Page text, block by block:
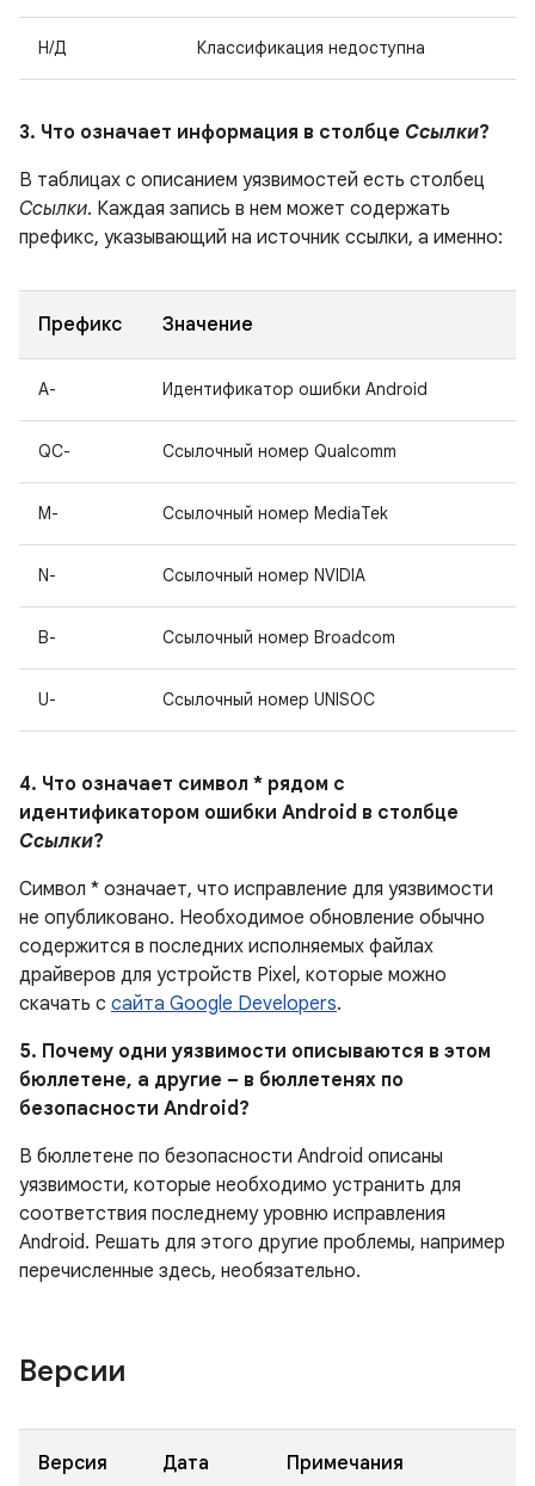
Н/Д Классификация недоступна
3. Что означает информация в столбце Ссылки?
В таблицах с описанием уязвимостей есть столбец
Ссылки. Каждая запись в нем может содержать
префикс, указывающий на источник ссылки, а именно:
Префикс Значение
A- Идентификатор ошибки Android
QC- Ссылочный номер Qualcomm
M- Ссылочный номер MediaTek
N- Ссылочный номер NVIDIA
B- Ссылочный номер Broadcom
U- Ссылочный номер UNISOC
4. Что означает символ * рядом с
идентификатором ошибки Android в столбце
Ссылки?
Символ * означает, что исправление для уязвимости
не опубликовано. Необходимое обновление обычно
содержится в последних исполняемых файлах
драйверов для устройств Pixel, которые можно
скачать с сайта Google Developers.
5. Почему одни уязвимости описываются в этом
бюллетене, а другие – в бюллетенях по
безопасности Android?
В бюллетене по безопасности Android описаны
уязвимости, которые необходимо устранить для
соответствия последнему уровню исправления
Android. Решать для этого другие проблемы, например
перечисленные здесь, необязательно.
Версии
Версия Дата Примечания